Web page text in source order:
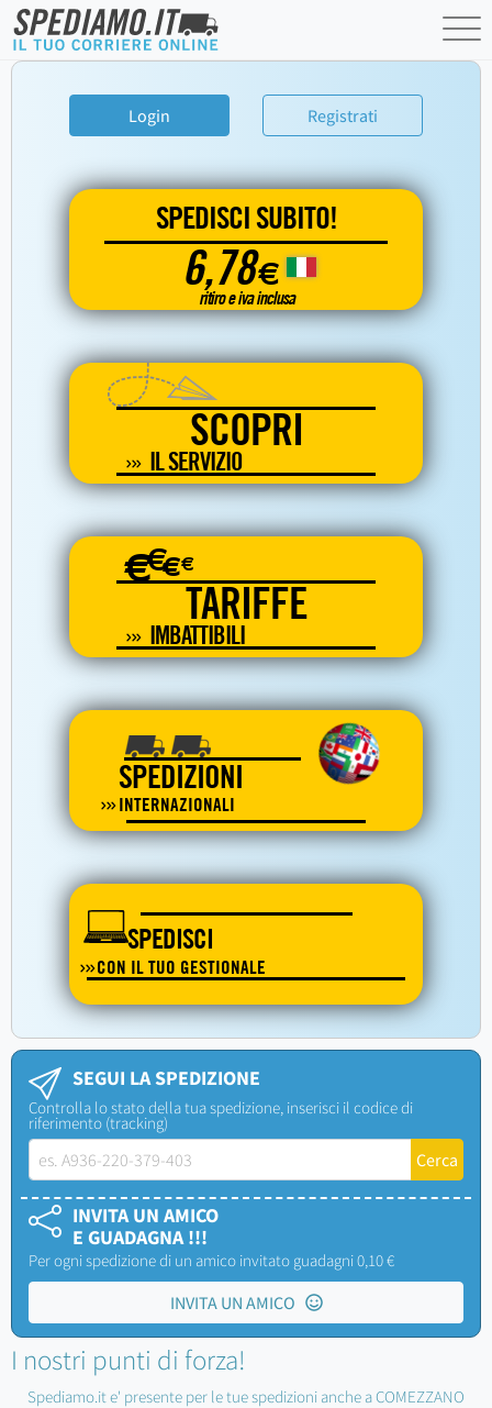
Login Registrati
SPEDISCI SUBITO!
6,78€
ritiro e iva inclusa
SCOPRI
IL SERVIZIO
€€€€
TARIFFE
IMBATTIBILI
SPEDIZIONI
INTERNAZIONALI
SPEDISCI
CON IL TUO GESTIONALE
SEGUI LA SPEDIZIONE
Controlla lo stato della tua spedizione, inserisci il codice di
riferimento (tracking)
INVITA UN AMICO
E GUADAGNA !!!
Per ogni spedizione di un amico invitato guadagni 0,10 €
INVITA UN AMICO
I nostri punti di forza!
Spediamo.it e' presente per le tue spedizioni anche a COMEZZANO